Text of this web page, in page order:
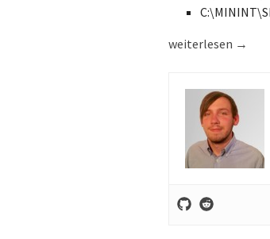
MDT 2013
weiterlesen →